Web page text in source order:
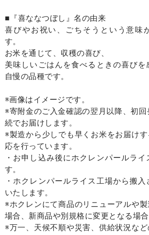
■『喜ななつぼし』名の由来
喜びやお祝い、ごちそうという意味
す。
お米を通じて、収穫の喜び、
美味しいごはんを食べるときの喜びを
自慢の品種です。
※画像はイメージです。
※寄附金のご入金確認の翌月以降、初
続でお届けします。
※製造から少しでも早くお米をお届け
応を行っています。
・お申し込み後にホクレンパールライ
す。
・ホクレンパールライス工場から搬
いたします。
※ホクレンにて商品のリニューアルや
場合、新商品や別規格に変更となる場合
※万一、天候不順や災害、供給状況な